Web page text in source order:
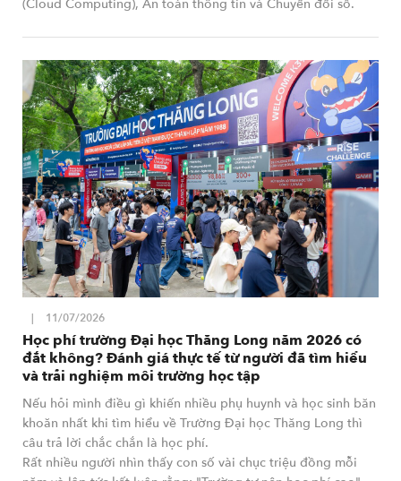
(Cloud Computing), An toàn thông tin và Chuyển đổi số.
11/07/2026
Học phí trường Đại học Thăng Long năm 2026 có
đắt không? Đánh giá thực tế từ người đã tìm hiểu
và trải nghiệm môi trường học tập
Nếu hỏi mình điều gì khiến nhiều phụ huynh và học sinh băn
khoăn nhất khi tìm hiểu về Trường Đại học Thăng Long thì
câu trả lời chắc chắn là học phí.
Rất nhiều người nhìn thấy con số vài chục triệu đồng mỗi